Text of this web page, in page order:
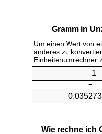
Gramm in
Um einen Wert von
anderes zu
Einheitenumrechner
=
Wie rechne ich